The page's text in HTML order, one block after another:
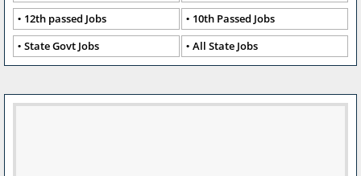
12th passed Jobs
10th Passed Jobs
State Govt Jobs
All State Jobs